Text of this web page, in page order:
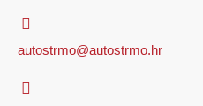
autostrmo@autostrmo.hr